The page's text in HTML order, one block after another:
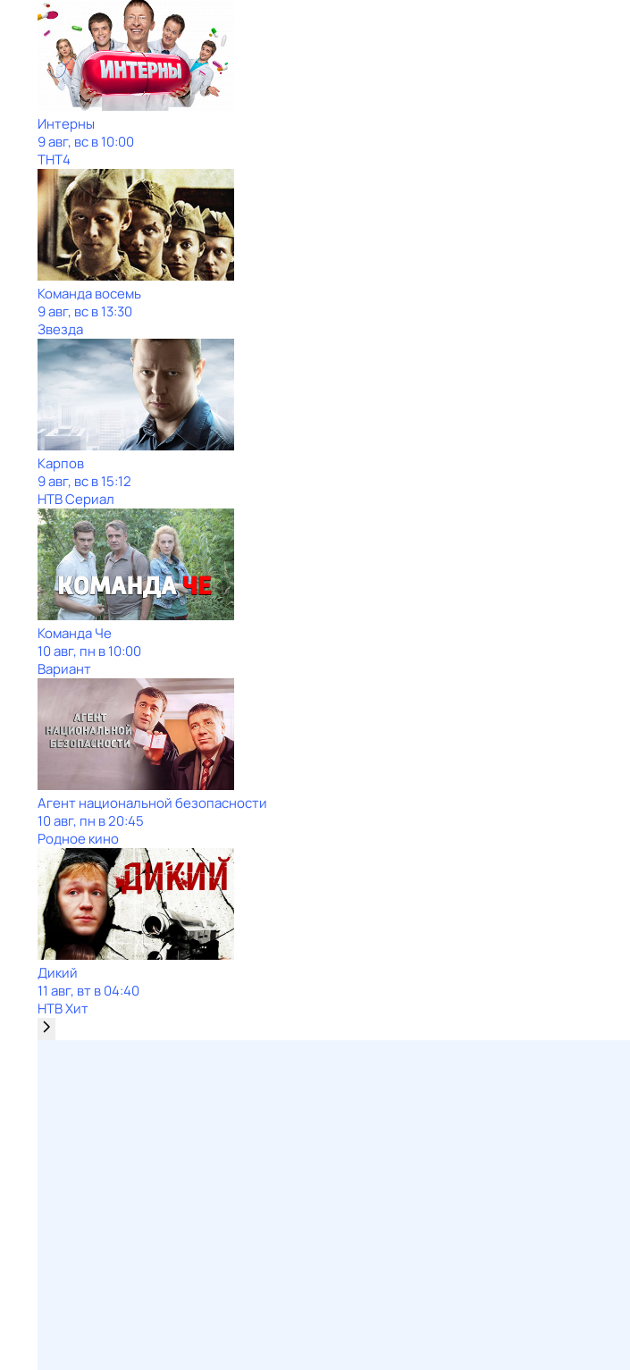
Интерны
9 авг, вс в 10:00
ТНТ4
Команда восемь
9 авг, вс в 13:30
Звезда
Карпов
9 авг, вс в 15:12
НТВ Сериал
Команда Че
10 авг, пн в 10:00
Вариант
Агент национальной безопасности
10 авг, пн в 20:45
Родное кино
Дикий
11 авг, вт в 04:40
НТВ Хит